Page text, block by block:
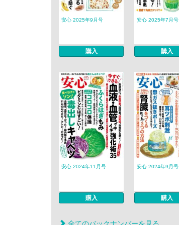
安心 2025年9月号
購入
安心 2025年7月号
購入
安心 2024年11月号
購入
安心 2024年9月号
購入